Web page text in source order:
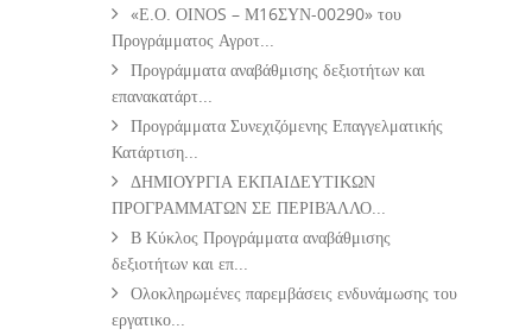
«Ε.Ο. ΟΙΝΟS – Μ16ΣΥΝ-00290» του
Προγράμματος Αγροτ...
Προγράμματα αναβάθμισης δεξιοτήτων και
επανακατάρτ...
Προγράμματα Συνεχιζόμενης Επαγγελματικής
Κατάρτιση...
ΔΗΜΙΟΥΡΓΙΑ ΕΚΠΑΙΔΕΥΤΙΚΩΝ
ΠΡΟΓΡΑΜΜΑΤΩΝ ΣΕ ΠΕΡΙΒΆΛΛΟ...
Β Κύκλος Προγράμματα αναβάθμισης
δεξιοτήτων και επ...
Ολοκληρωμένες παρεμβάσεις ενδυνάμωσης του
εργατικο...